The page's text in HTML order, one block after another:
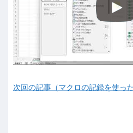
次回の記事（マクロの記録を使っ